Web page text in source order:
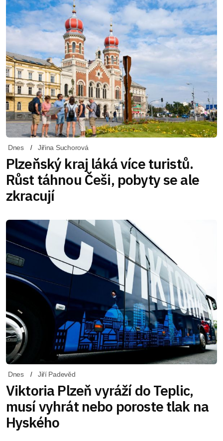
Dnes Jiřina Suchorová
Plzeňský kraj láká více turistů.
Růst táhnou Češi, pobyty se ale
zkracují
Dnes Jiří Padevěd
Viktoria Plzeň vyráží do Teplic,
musí vyhrát nebo poroste tlak na
Hyského